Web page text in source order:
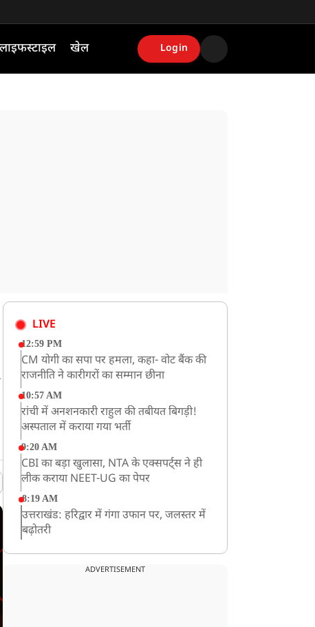
लाइफस्टाइल खेल Login
LIVE
12:59 PM
CM योगी का सपा पर हमला, कहा- वोट बैंक की
राजनीति ने कारीगरों का सम्मान छीना
10:57 AM
रांची में अनशनकारी राहुल की तबीयत बिगड़ी!
अस्पताल में कराया गया भर्ती
9:20 AM
CBI का बड़ा खुलासा, NTA के एक्सपर्ट्स ने ही
लीक कराया NEET-UG का पेपर
8:19 AM
उत्तराखंड: हरिद्वार में गंगा उफान पर, जलस्तर में
बढ़ोतरी
UP: लखनऊ में चलती कार में लगी आग, युवक
ADVERTISEMENT